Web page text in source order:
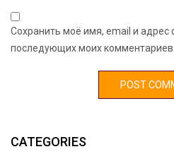
Сохранить моё имя, email и адрес
последующих моих комментариев.
CATEGORIES